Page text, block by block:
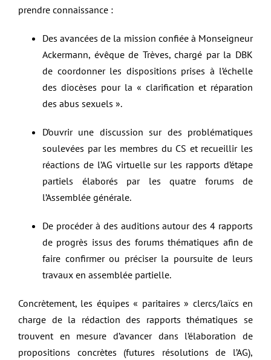
prendre connaissance :
Des avancées de la mission confiée à Monseigneur
Ackermann, évêque de Trèves, chargé par la DBK
de coordonner les dispositions prises à l’échelle
des diocèses pour la « clarification et réparation
des abus sexuels ».
D’ouvrir une discussion sur des problématiques
soulevées par les membres du CS et recueillir les
réactions de l’AG virtuelle sur les rapports d’étape
partiels élaborés par les quatre forums de
l’Assemblée générale.
De procéder à des auditions autour des 4 rapports
de progrès issus des forums thématiques afin de
faire confirmer ou préciser la poursuite de leurs
travaux en assemblée partielle.
Concrètement, les équipes « paritaires » clercs/laïcs en
charge de la rédaction des rapports thématiques se
trouvent en mesure d’avancer dans l’élaboration de
propositions concrètes (futures résolutions de l’AG),